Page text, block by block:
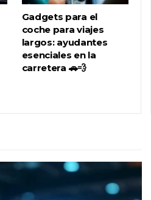
Gadgets para el
coche para viajes
largos: ayudantes
esenciales en la
carretera 🚗💨